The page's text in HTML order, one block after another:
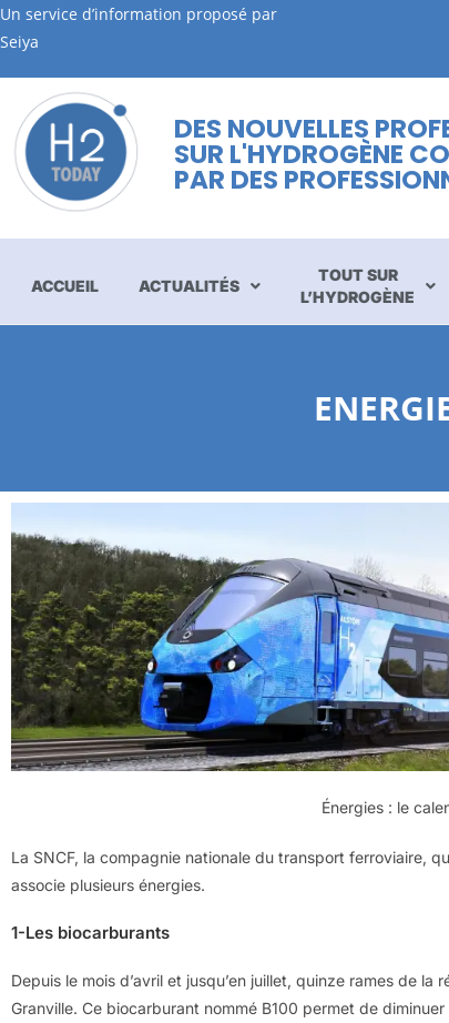
Un service d’information proposé par
Seiya
DES NOUVELLES
SUR L'HYDROGÈNE
PAR DES
ACCUEIL ACTUALITÉS
TOUT SUR
L’HYDROGÈNE
Énergies : le
La SNCF, la compagnie nationale du transport ferroviaire,
associe plusieurs énergies.
1-Les biocarburants
Depuis le mois d’avril et jusqu’en juillet, quinze rames de
Granville. Ce biocarburant nommé B100 permet de